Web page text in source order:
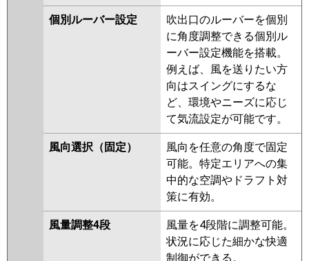
パナソニック PA-P112U7KDNCX PA-
P112U7KDC PA-P112U7KDNC
PA-P112U7HDC
PA-P112U7HDNC
PA-P112U7HDNCX
RUHB11231X AUHB11274M
AUHB11274M-R AUHB11274X
AUHB11274X-R AUEB11237M
AUEB11237X RUSB11233M
RUSB11233X AUEB11277M
AUEB11277X AUSB11277M
AUSB11277X
三菱電機 PLZX-HRMP112H5 PLZX-
HRMP112HFG5 PLZX-
HRMP112HBF5 PLZX-
HRMP112HF5 PLZX-
ERMP112HLE5 PLZX-
ERMP112HE5 PLZX-ERMP112H5
PLZX-HRMP112HBF4 PLZX-
HRMP112HF4 PLZX-HRMP112H4
個別ルーバー設定
吹出口のルーバーを個別
に角度調整できる個別ル
ーバー設定機能を搭載。
例えば、風を送りたい方
向はスイングにするな
ど、環境やニーズに応じ
て気流設定が可能です。
風向選択（固定）
風向を任意の角度で固定
可能。特定エリアへの集
中的な空調やドラフト対
策に有効。
風量調整4段
風量を4段階に調整可能。
状況に応じた細かな快適
制御ができる。